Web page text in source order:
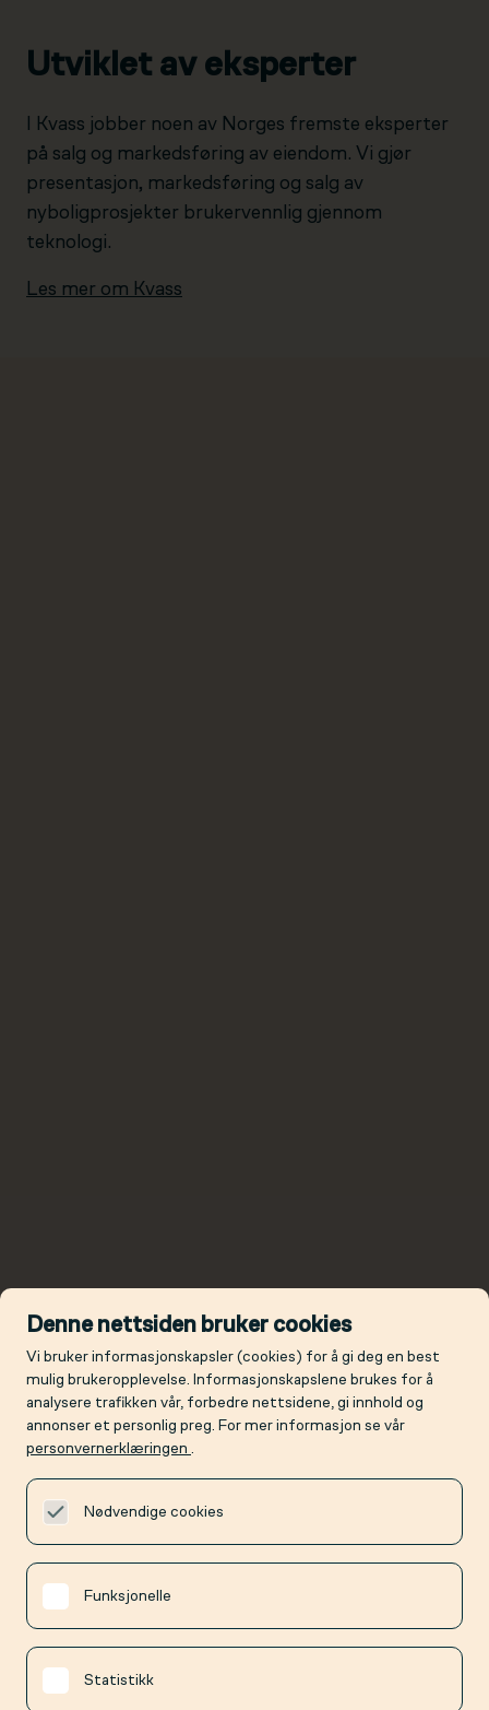
Utviklet av eksperter
I Kvass jobber noen av Norges fremste eksperter
på salg og markedsføring av eiendom. Vi gjør
presentasjon, markedsføring og salg av
nyboligprosjekter brukervennlig gjennom
teknologi.
Les mer om Kvass
Denne nettsiden bruker cookies
Vi bruker informasjonskapsler (cookies) for å gi deg en best
mulig brukeropplevelse. Informasjonskapslene brukes for å
analysere trafikken vår, forbedre nettsidene, gi innhold og
annonser et personlig preg. For mer informasjon se vår
personvernerklæringen .
Nødvendige cookies
Funksjonelle
Statistikk